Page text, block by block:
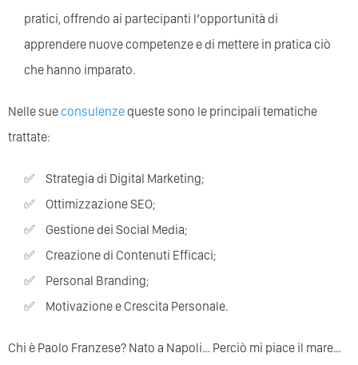
pratici, offrendo ai partecipanti l’opportunità di
apprendere nuove competenze e di mettere in pratica ciò
che hanno imparato.
Nelle sueconsulenzequeste sono le principali tematiche
trattate:
Strategia di Digital Marketing;
Ottimizzazione SEO;
Gestione dei Social Media;
Creazione di Contenuti Efficaci;
Personal Branding;
Motivazione e Crescita Personale.
Chi è Paolo Franzese? Nato a Napoli… Perciò mi piace il mare…